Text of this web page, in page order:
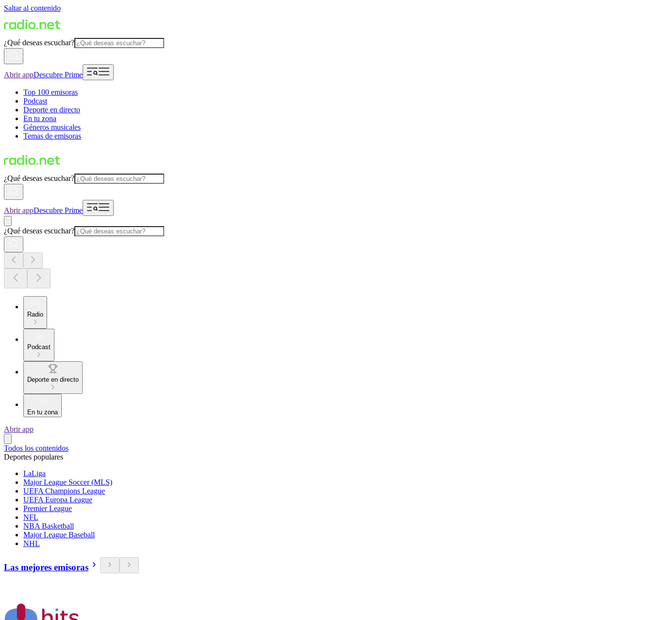
Saltar al contenido
¿Qué deseas escuchar?
Abrir appDescubre Prime
Top 100 emisoras
Podcast
Deporte en directo
En tu zona
Géneros musicales
Temas de emisoras
¿Qué deseas escuchar?
Abrir appDescubre Prime
¿Qué deseas escuchar?
Radio
Podcast
Deporte en directo
En tu zona
Abrir app
Todos los contenidos
Deportes populares
LaLiga
Major League Soccer (MLS)
UEFA Champions League
UEFA Europa League
Premier League
NFL
NBA Basketball
Major League Baseball
NHL
Las mejores emisoras